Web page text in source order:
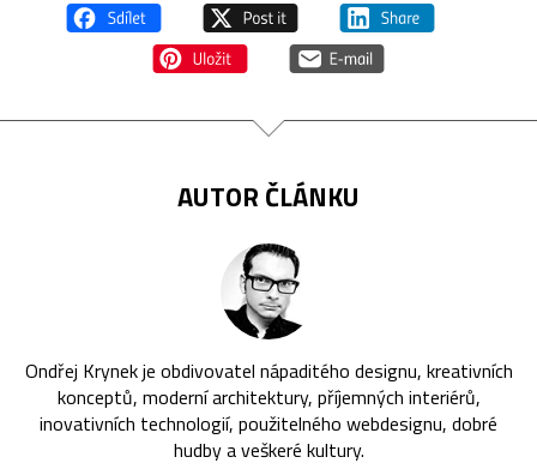
AUTOR ČLÁNKU
Ondřej Krynek je obdivovatel nápaditého designu, kreativních
konceptů, moderní architektury, příjemných interiérů,
inovativních technologií, použitelného webdesignu, dobré
hudby a veškeré kultury.